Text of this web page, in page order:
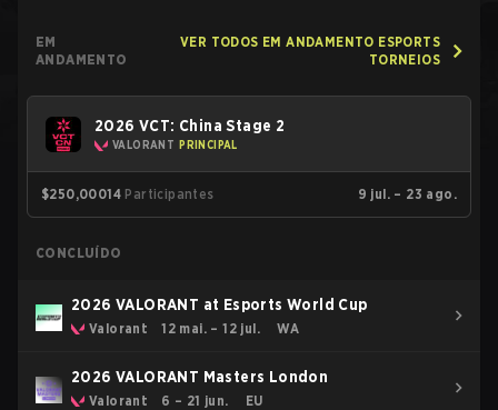
EM
ANDAMENTO
VER TODOS EM ANDAMENTO ESPORTS
TORNEIOS
2026 VCT: China Stage 2
VALORANT PRINCIPAL
$250,00014 Participantes 9 jul. – 23 ago.
CONCLUÍDO
2026 VALORANT at Esports World Cup
Valorant 12 mai. – 12 jul. WA
2026 VALORANT Masters London
Valorant 6 – 21 jun. EU